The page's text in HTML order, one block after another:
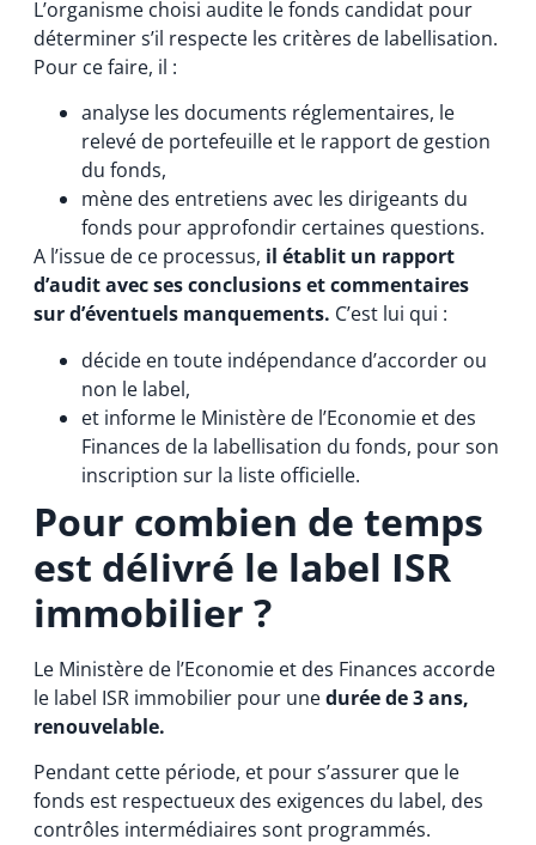
L’organisme choisi audite le fonds candidat pour
déterminer s’il respecte les critères de labellisation.
Pour ce faire, il :
analyse les documents réglementaires, le
relevé de portefeuille et le rapport de gestion
du fonds,
mène des entretiens avec les dirigeants du
fonds pour approfondir certaines questions.
A l’issue de ce processus, il établit un rapport
d’audit avec ses conclusions et commentaires
sur d’éventuels manquements. C’est lui qui :
décide en toute indépendance d’accorder ou
non le label,
et informe le Ministère de l’Economie et des
Finances de la labellisation du fonds, pour son
inscription sur la liste officielle.
Pour combien de temps
est délivré le label ISR
immobilier ?
Le Ministère de l’Economie et des Finances accorde
le label ISR immobilier pour unedurée de 3 ans,
renouvelable.
Pendant cette période, et pour s’assurer que le
fonds est respectueux des exigences du label, des
contrôles intermédiaires sont programmés.